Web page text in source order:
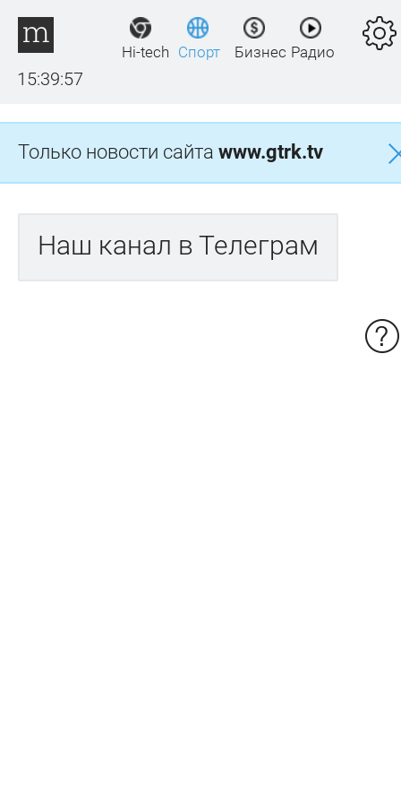
15:39:57
Hi-tech Спорт Бизнес Радио
Только новости сайта www.gtrk.tv
Наш канал в Телеграм